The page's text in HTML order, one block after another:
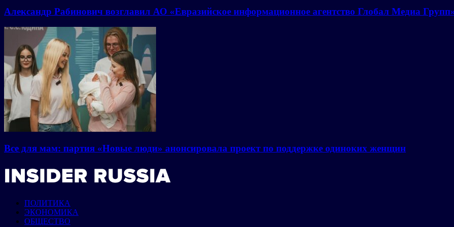
Александр Рабинович возглавил АО «Евразийское информационное агентство Глобал Медиа
Все для мам: партия «Новые люди» анонсировала проект по поддержке одиноких женщин
ПОЛИТИКА
ЭКОНОМИКА
ОБЩЕСТВО